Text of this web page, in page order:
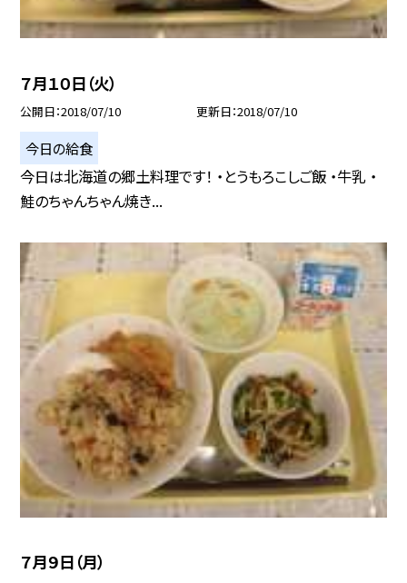
７月１０日（火）
公開日 2018/07/10 更新日 2018/07/10
今日の給食
今日は北海道の郷土料理です！ ・とうもろこしご飯 ・牛乳 ・
鮭のちゃんちゃん焼き...
７月９日（月）